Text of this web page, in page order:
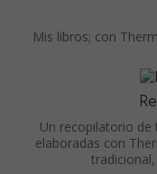
Mis libros; con
Un recopilatorio de
elaboradas con